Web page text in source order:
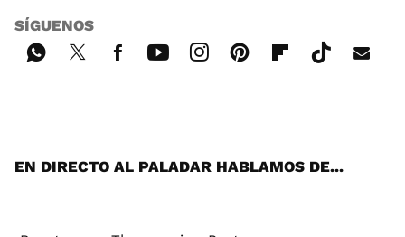
SÍGUENOS
EN DIRECTO AL PALADAR HABLAMOS DE...